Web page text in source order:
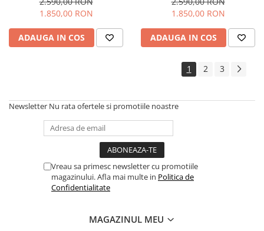
1.850,00 RON
ADAUGA IN COS
1.850,00 RON
ADAUGA IN COS
1 2 3
Newsletter Nu rata ofertele si promotiile noastre
Vreau sa primesc newsletter cu promotiile
magazinului. Afla mai multe in Politica de
Confidentialitate
MAGAZINUL MEU